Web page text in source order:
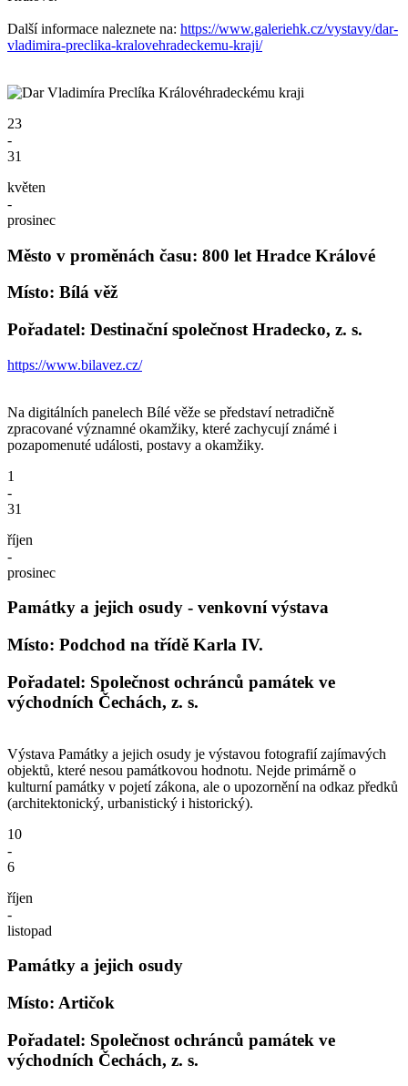
Další informace naleznete na: https://www.galeriehk.cz/vystavy/dar-
vladimira-preclika-kralovehradeckemu-kraji/
23
-
31
květen
-
prosinec
Město v proměnách času: 800 let Hradce Králové
Místo: Bílá věž
Pořadatel: Destinační společnost Hradecko, z. s.
https://www.bilavez.cz/
Na digitálních panelech Bílé věže se představí netradičně
zpracované významné okamžiky, které zachycují známé i
pozapomenuté události, postavy a okamžiky.
1
-
31
říjen
-
prosinec
Památky a jejich osudy - venkovní výstava
Místo: Podchod na třídě Karla IV.
Pořadatel: Společnost ochránců památek ve
východních Čechách, z. s.
Výstava Památky a jejich osudy je výstavou fotografií zajímavých
objektů, které nesou památkovou hodnotu. Nejde primárně o
kulturní památky v pojetí zákona, ale o upozornění na odkaz předků
(architektonický, urbanistický i historický).
10
-
6
říjen
-
listopad
Památky a jejich osudy
Místo: Artičok
Pořadatel: Společnost ochránců památek ve
východních Čechách, z. s.